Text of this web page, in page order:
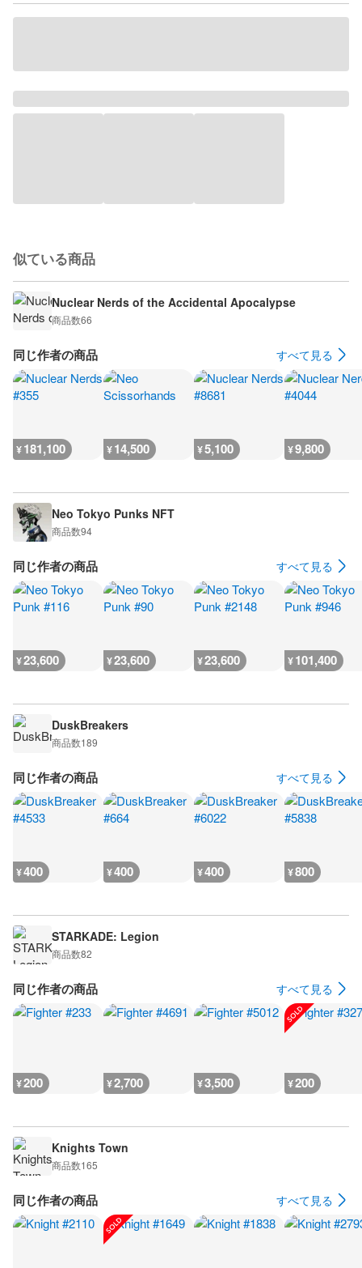
似ている商品
Nuclear Nerds of the Accidental Apocalypse
商品数66
同じ作者の商品 すべて見る
¥181,100 ¥14,500 ¥5,100 ¥9,800
Neo Tokyo Punks NFT
商品数94
同じ作者の商品 すべて見る
¥23,600 ¥23,600 ¥23,600 ¥101,400
DuskBreakers
商品数189
同じ作者の商品 すべて見る
¥400 ¥400 ¥400 ¥800
STARKADE: Legion
商品数82
同じ作者の商品 すべて見る
¥200 ¥2,700 ¥3,500 ¥200
Knights Town
商品数165
同じ作者の商品 すべて見る